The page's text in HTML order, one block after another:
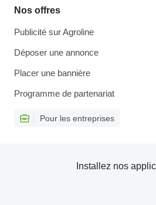
Nos offres
Publicité sur Agroline
Déposer une annonce
Placer une bannière
Programme de partenariat
Pour les entreprises
Installez nos